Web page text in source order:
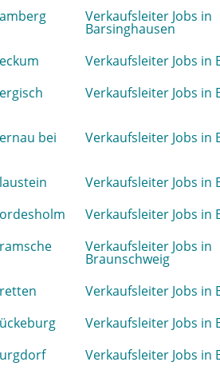
Verkaufsleiter Jobs in
Barsinghausen
Verkaufsleiter Jobs in
Verkaufsleiter Jobs in
bei Verkaufsleiter Jobs in
Verkaufsleiter Jobs in
Verkaufsleiter Jobs in
Verkaufsleiter Jobs in
Braunschweig
Verkaufsleiter Jobs in
Verkaufsleiter Jobs in
Verkaufsleiter Jobs in